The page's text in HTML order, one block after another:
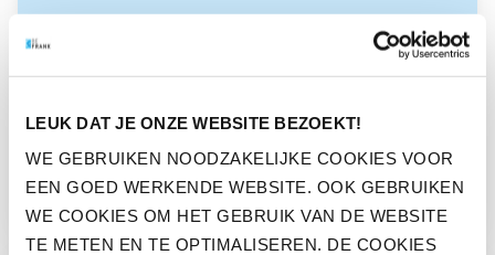
LEUK DAT JE ONZE WEBSITE BEZOEKT!
WE GEBRUIKEN NOODZAKELIJKE COOKIES VOOR
EEN GOED WERKENDE WEBSITE. OOK GEBRUIKEN
WE COOKIES OM HET GEBRUIK VAN DE WEBSITE
TE METEN EN TE OPTIMALISEREN. DE COOKIES
IMPACT WTP HANGT AF VAN
KEUZES DIE WERKGEVER MET
ADVISEUR MAAKT